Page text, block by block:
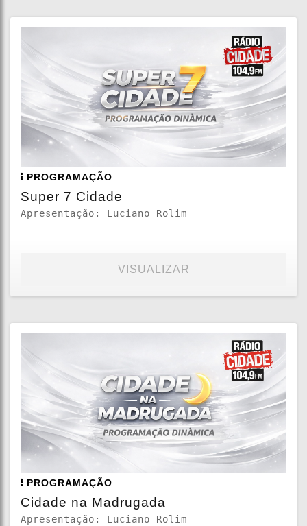
PROGRAMAÇÃO
Super 7 Cidade
Apresentação: Luciano Rolim
VISUALIZAR
PROGRAMAÇÃO
Cidade na Madrugada
Apresentação: Luciano Rolim